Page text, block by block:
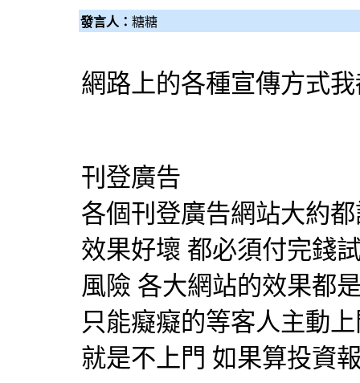
發言人： 糖糖
網路上的各種宣傳方式
刊登廣告
各個刊登廣告網站大約
效果好壞 都必須付完錢
風險 各大網站的效果都
只能癡癡的等客人主動
就是不上門 如果算投資